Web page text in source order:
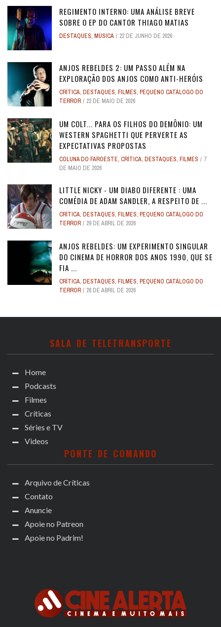
REGIMENTO INTERNO: UMA ANÁLISE BREVE
SOBRE O EP DO CANTOR THIAGO MATIAS
DESTAQUES, MÚSICA 22 DE JUNHO DE 2026
ANJOS REBELDES 2: UM PASSO ALÉM NA
EXPLORAÇÃO DOS ANJOS COMO ANTI-HERÓIS
CRÍTICA, DESTAQUES, FILMES, PEQUENO CATÁLOGO DO
TERROR
22 DE MAIO DE 2026
UM COLT... PARA OS FILHOS DO DEMÔNIO: UM
WESTERN SPAGHETTI QUE PERVERTE AS
EXPECTATIVAS PROPOSTAS
COLUNA DO FAROESTE, CRÍTICA, DESTAQUES, FILMES
7
DE MAIO DE 2026
LITTLE NICKY - UM DIABO DIFERENTE : UMA
COMÉDIA DE ADAM SANDLER, A RESPEITO DE ...
CRÍTICA, DESTAQUES, FILMES, PEQUENO CATÁLOGO DO
TERROR
29 DE ABRIL DE 2026
ANJOS REBELDES: UM EXPERIMENTO SINGULAR
DO CINEMA DE HORROR DOS ANOS 1990, QUE SE
FIA ...
CRÍTICA, DESTAQUES, FILMES, PEQUENO CATÁLOGO DO
TERROR
28 DE ABRIL DE 2026
SALA DE TELETRANSPORTE
Home
Podcasts
Filmes
Críticas
Séries e TV
Videos
PONTE DE COMANDO
Arquivo de Críticas
Contato
Anuncie
Apoie no Patreon
Apoie no Padrim!